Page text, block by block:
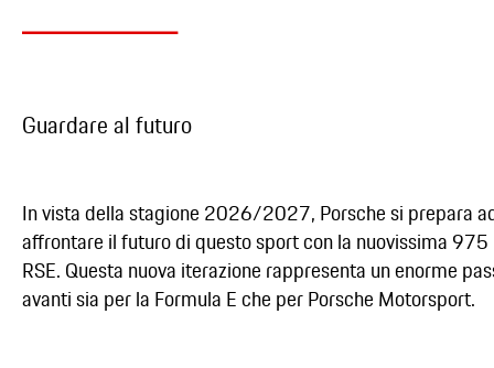
Guardare al futuro
In vista della stagione 2026/2027, Porsche si prepara
affrontare il futuro di questo sport con la nuovissima 975
RSE. Questa nuova iterazione rappresenta un enorme
avanti sia per la Formula E che per Porsche Motorsport.